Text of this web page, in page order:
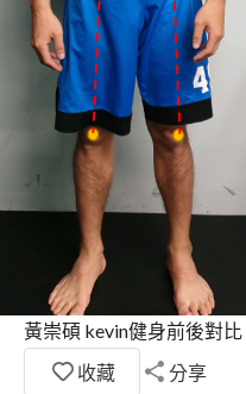
黃崇碩 kevin健身前後對比
收藏
分享